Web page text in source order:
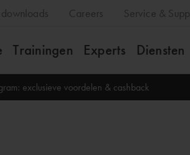
Careers Service &
Trainingen Experts Diensten
exclusieve voordelen & cashback